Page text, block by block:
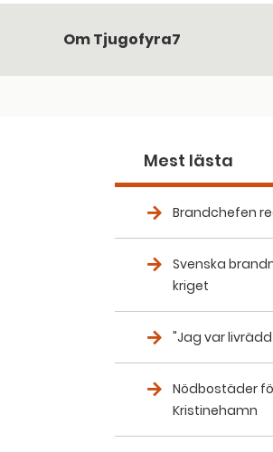
Om Tjugofyra7
Mest lästa
Brandchefen
Svenska
kriget
"Jag var
Nödbostäder
Kristinehamn